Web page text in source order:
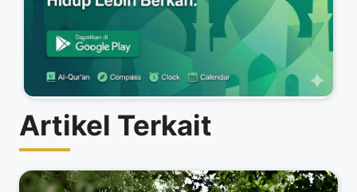
Artikel Terkait